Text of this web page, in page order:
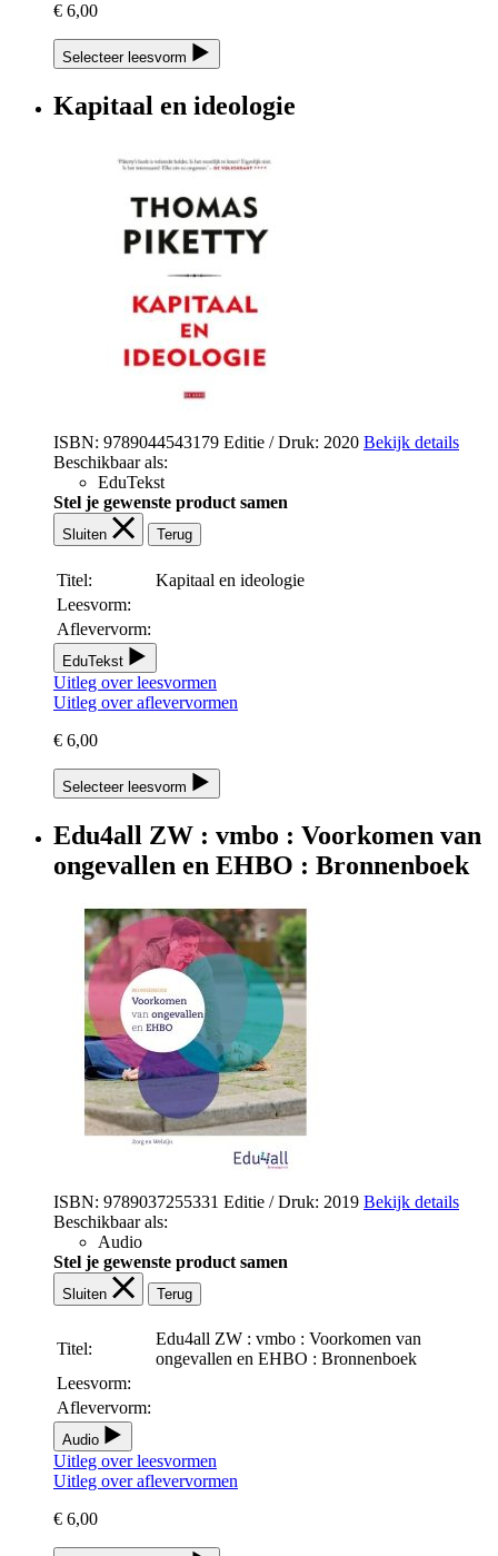
€ 6,00
Selecteer leesvorm
Kapitaal en ideologie
ISBN: 9789044543179 Editie / Druk: 2020 Bekijk details
Beschikbaar als:
EduTekst
Stel je gewenste product samen
Sluiten Terug
Titel:
Kapitaal en ideologie
Leesvorm:
Aflevervorm:
EduTekst
Uitleg over leesvormen
Uitleg over aflevervormen
€ 6,00
Selecteer leesvorm
Edu4all ZW : vmbo : Voorkomen van
ongevallen en EHBO : Bronnenboek
ISBN: 9789037255331 Editie / Druk: 2019 Bekijk details
Beschikbaar als:
Audio
Stel je gewenste product samen
Sluiten Terug
Titel:
Edu4all ZW : vmbo : Voorkomen van
ongevallen en EHBO : Bronnenboek
Leesvorm:
Aflevervorm:
Audio
Uitleg over leesvormen
Uitleg over aflevervormen
€ 6,00